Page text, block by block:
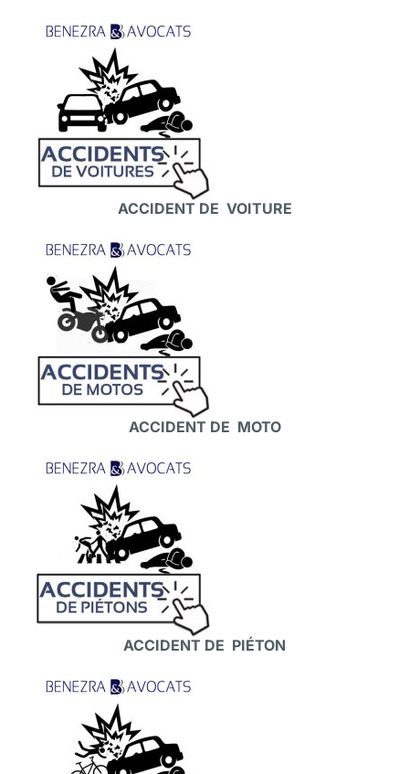
ACCIDENT DE VOITURE
ACCIDENT DE MOTO
ACCIDENT DE PIÉTON